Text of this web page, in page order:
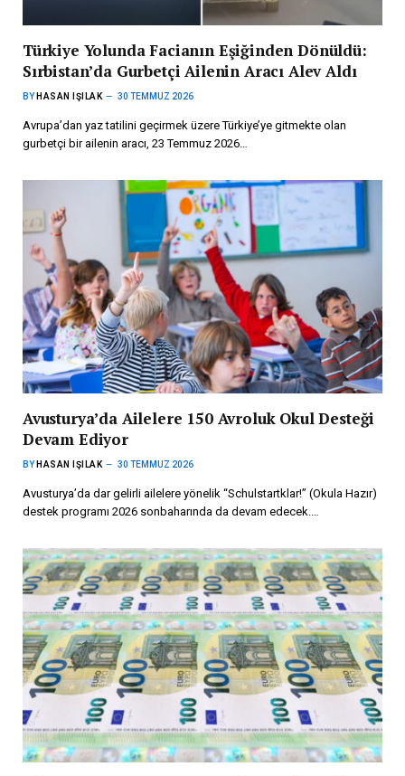
Türkiye Yolunda Facianın Eşiğinden Dönüldü:
Sırbistan’da Gurbetçi Ailenin Aracı Alev Aldı
BY HASAN IŞILAK 30 TEMMUZ 2026
Avrupa’dan yaz tatilini geçirmek üzere Türkiye’ye gitmekte olan
gurbetçi bir ailenin aracı, 23 Temmuz 2026…
Avusturya’da Ailelere 150 Avroluk Okul Desteği
Devam Ediyor
BY HASAN IŞILAK 30 TEMMUZ 2026
Avusturya’da dar gelirli ailelere yönelik “Schulstartklar!” (Okula Hazır)
destek programı 2026 sonbaharında da devam edecek.…